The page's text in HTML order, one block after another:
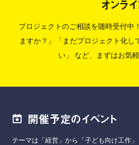
オンラ
プロジェクトのご相談を随時受付中！
ますか？」「まだプロジェクト化
い」
など、まずはお気
開催予定のイベント
テーマは「経営」から「子ども向け工作」